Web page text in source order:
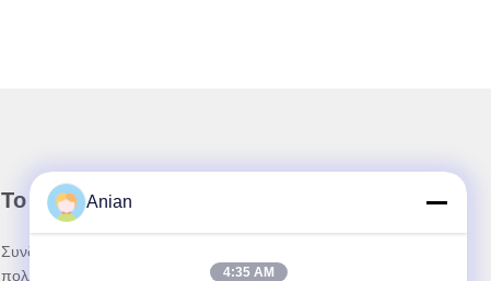
Το Δελτίο Ενημέρωσης
Συνδρομηθείτε στο ενημερωτικό μας δελτίο για εκπτώσεις και
πολλά άλλα.
Anian
4:35 AM